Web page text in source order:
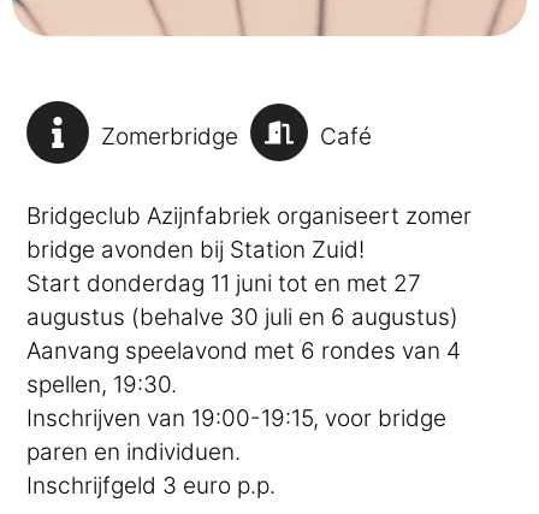
Zomerbridge Café
Bridgeclub Azijnfabriek organiseert zomer
bridge avonden bij Station Zuid!
Start donderdag 11 juni tot en met 27
augustus (behalve 30 juli en 6 augustus)
Aanvang speelavond met 6 rondes van 4
spellen, 19:30.
Inschrijven van 19:00-19:15, voor bridge
paren en individuen.
Inschrijfgeld 3 euro p.p.